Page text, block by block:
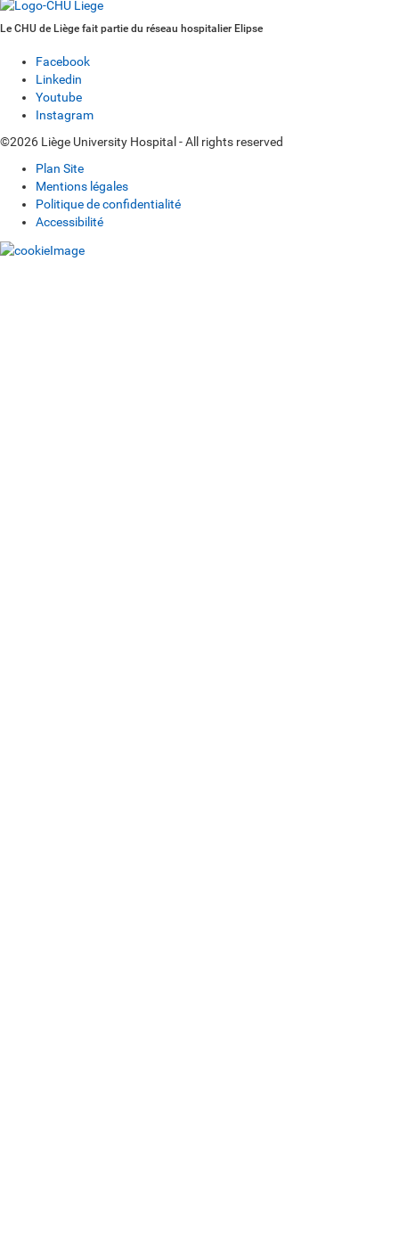
Le CHU de Liège fait partie du réseau hospitalier Elipse
Facebook
Linkedin
Youtube
Instagram
©2026 Liège University Hospital - All rights reserved
Plan Site
Mentions légales
Politique de confidentialité
Accessibilité